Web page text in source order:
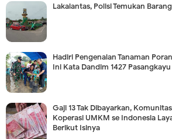
Lakalantas, Polisi Temukan
Hadiri Pengenalan Tanaman
Ini Kata Dandim 1427 Pasangkayu
Gaji 13 Tak Dibayarkan,
Koperasi UMKM se Indonesia
Berikut Isinya